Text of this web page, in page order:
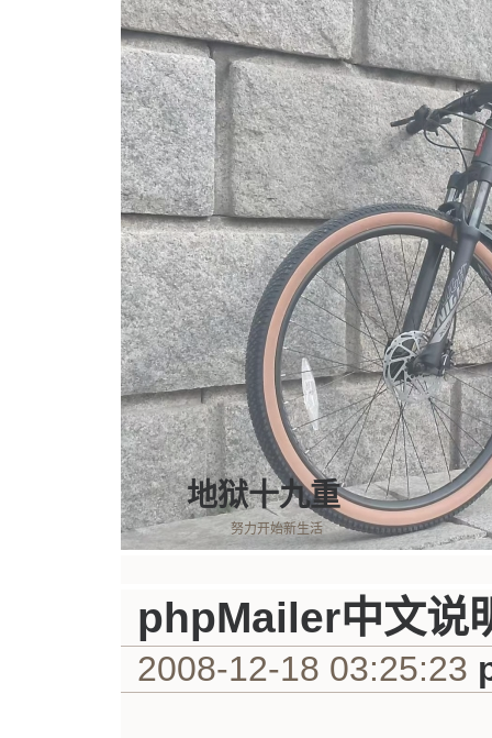
地狱十九重
努力开始新生活
phpMailer中文说
2008-12-18 03:25:23